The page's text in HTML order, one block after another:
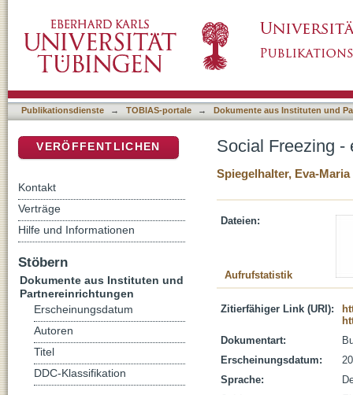
Publikationsdienste → TOBIAS-portale → Dokumente aus Instituten und
Social Freezing -
Spiegelhalter, Eva-Maria
Dateien:
Aufrufstatistik
Zitierfähiger Link (URI):
Dokumentart:
Erscheinungsdatum:
Sprache:
VERÖFFENTLICHEN
Kontakt
Verträge
Hilfe und Informationen
Stöbern
Dokumente aus Instituten und
Partnereinrichtungen
Erscheinungsdatum
Autoren
Titel
DDC-Klassifikation